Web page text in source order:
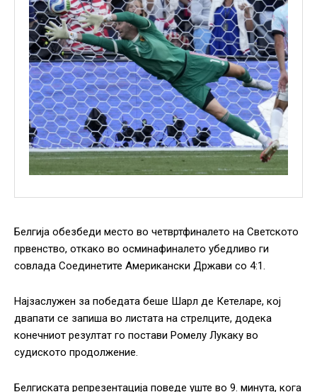
Белгија обезбеди место во четвртфиналето на Светското
првенство, откако во осминафиналето убедливо ги
совлада Соединетите Американски Држави со 4:1.
Најзаслужен за победата беше Шарл де Кетеларе, кој
двапати се запиша во листата на стрелците, додека
конечниот резултат го постави Ромелу Лукаку во
судиското продолжение.
Белгиската репрезентација поведе уште во 9. минута, кога